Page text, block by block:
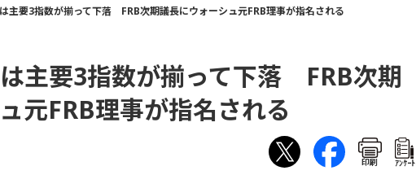
は主要3指数が揃って下落 FRB次期議長にウォーシュ元FRB理事が指名される
は主要3指数が揃って下落 FRB次期
元FRB理事が指名される
印刷 ｱﾝｹｰﾄ